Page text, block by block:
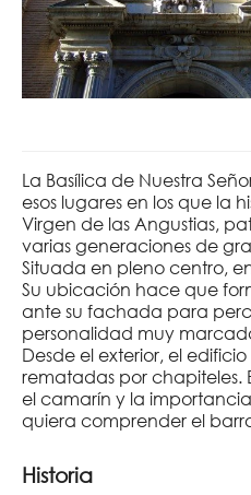
La Basílica de Nuestra
esos lugares en los que la
Virgen de las Angustias,
varias generaciones de
Situada en pleno centro,
Su ubicación hace que
ante su fachada para
personalidad muy
Desde el exterior, el
rematadas por chapiteles.
el camarín y la
quiera comprender el
Historia